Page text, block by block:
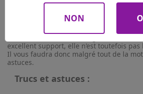
NON
Une fois trouvé le matériel adapté et le
excellent support, elle n’est toutefois
Il vous faudra donc malgré tout de la
astuces.
Trucs et astuces :